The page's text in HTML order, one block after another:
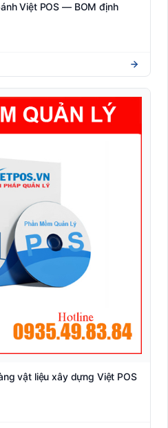
Việt POS — BOM định
vật liệu xây dựng Việt POS